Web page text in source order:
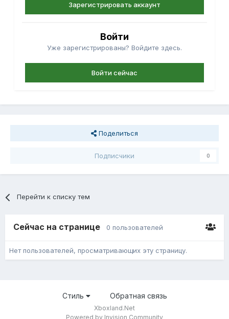
Зарегистрировать аккаунт
Войти
Уже зарегистрированы? Войдите здесь.
Войти сейчас
Поделиться
Подписчики 0
Перейти к списку тем
Сейчас на странице 0 пользователей
Нет пользователей, просматривающих эту страницу.
Стиль Обратная связь
Xboxland.Net
Powered by Invision Community